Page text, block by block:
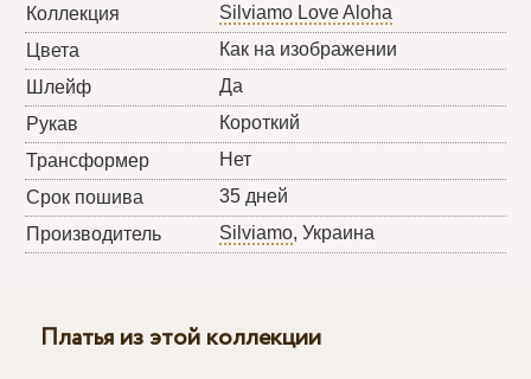
Коллекция
Silviamo Love Aloha
Цвета
Как на изображении
Шлейф
Да
Рукав
Короткий
Трансформер
Нет
Срок пошива
35 дней
Производитель
Silviamo, Украина
Платья из этой коллекции